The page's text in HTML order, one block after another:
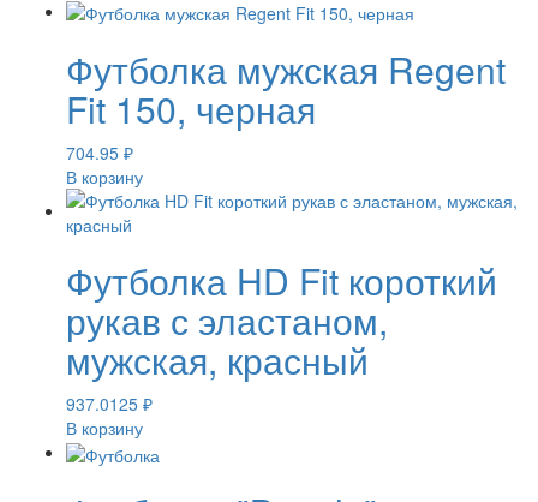
Футболка мужская Regent
Fit 150, черная
704.95 ₽
В корзину
Футболка HD Fit короткий
рукав с эластаном,
мужская, красный
937.0125 ₽
В корзину